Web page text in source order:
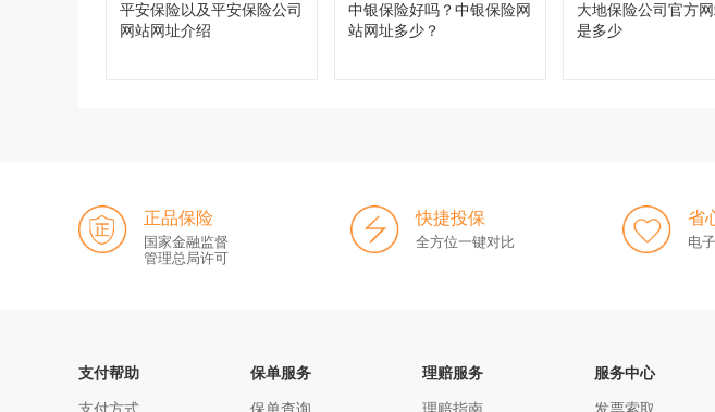
平安保险以及平安保险公司
网站网址介绍
中银保险好吗？中银保险网
站网址多少？
大地保险公司官方
是多少
正品保险
国家金融监督
管理总局许可
快捷投保
全方位一键对比
省
电
支付帮助 保单服务 理赔服务 服务中心